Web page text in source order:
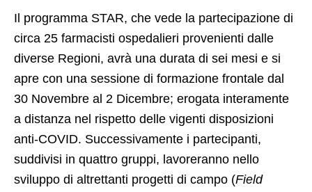
Il programma STAR, che vede la partecipazione di
circa 25 farmacisti ospedalieri provenienti dalle
diverse Regioni, avrà una durata di sei mesi e si
apre con una sessione di formazione frontale dal
30 Novembre al 2 Dicembre; erogata interamente
a distanza nel rispetto delle vigenti disposizioni
anti-COVID. Successivamente i partecipanti,
suddivisi in quattro gruppi, lavoreranno nello
sviluppo di altrettanti progetti di campo (Field